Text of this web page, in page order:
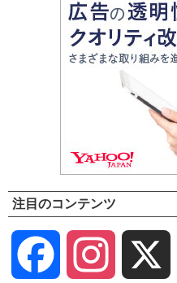
注目のコンテンツ
Facebook Instagram